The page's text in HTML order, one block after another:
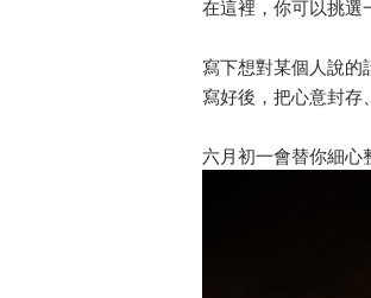
在這裡，你可以挑選
寫下想對某個人說的
寫好後，把心意封存
六月初一會替你細